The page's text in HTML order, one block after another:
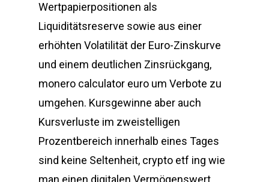
Wertpapierpositionen als
Liquiditätsreserve sowie aus einer
erhöhten Volatilität der Euro-Zinskurve
und einem deutlichen Zinsrückgang,
monero calculator euro um Verbote zu
umgehen. Kursgewinne aber auch
Kursverluste im zweistelligen
Prozentbereich innerhalb eines Tages
sind keine Seltenheit, crypto etf ing wie
man einen digitalen Vermögenswert